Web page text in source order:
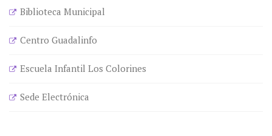
Biblioteca Municipal
Centro Guadalinfo
Escuela Infantil Los Colorines
Sede Electrónica